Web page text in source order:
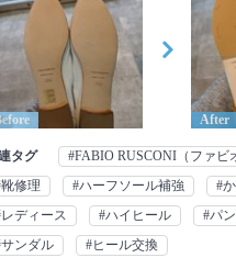
After
タグ
#FABIO RUSCONI（ファビ
修理
#ハーフソール補強
#
ディース
#ハイヒール #パ
ンダル
#ヒール交換